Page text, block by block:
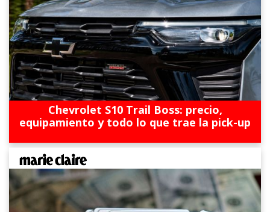
Chevrolet S10 Trail Boss: precio,
equipamiento y todo lo que trae la pick-up